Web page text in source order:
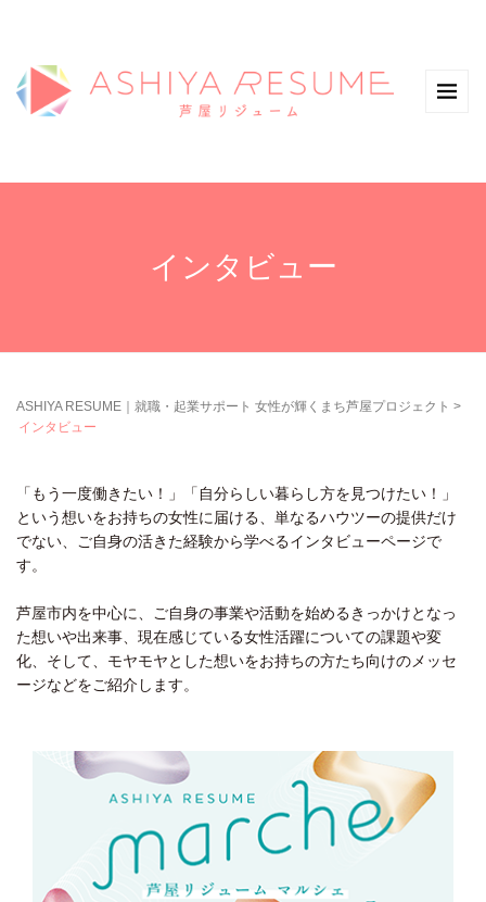
インタビュー
ASHIYA RESUME｜就職・起業サポート 女性が輝くまち芦屋プロジェクト >
インタビュー
「もう一度働きたい！」「自分らしい暮らし方を見つけたい！」
という想いをお持ちの女性に届ける、単なるハウツーの提供だけ
でない、ご自身の活きた経験から学べるインタビューページで
す。
芦屋市内を中心に、ご自身の事業や活動を始めるきっかけとなっ
た想いや出来事、現在感じている女性活躍についての課題や変
化、そして、モヤモヤとした想いをお持ちの方たち向けのメッセ
ージなどをご紹介します。